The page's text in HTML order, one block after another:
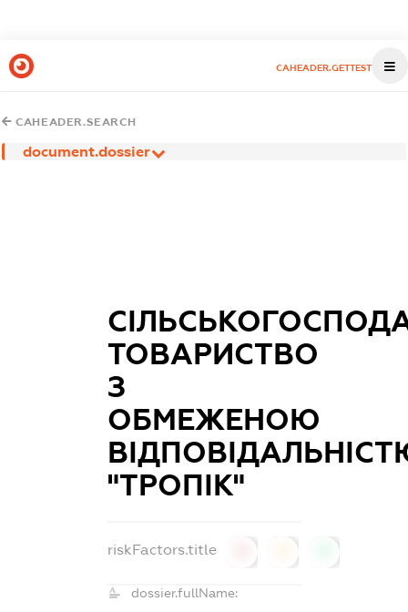
CAHEADER.GETTEST
CAHEADER.SEARCH
document.dossier
ТОВАРИСТВО
З
ОБМЕЖЕНОЮ
"ТРОПІК"
riskFactors.title
dossier.fullName: